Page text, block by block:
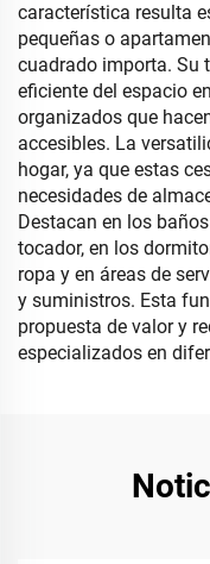
característica resulta
pequeñas o
cuadrado importa. Su
eficiente del espacio
organizados que
accesibles. La
hogar, ya que estas
necesidades de
Destacan en los
tocador, en los
ropa y en áreas de
y suministros. Esta
propuesta de valor y
especializados en